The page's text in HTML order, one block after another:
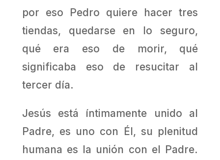
por eso Pedro quiere hacer tres
tiendas, quedarse en lo seguro,
qué era eso de morir, qué
significaba eso de resucitar al
tercer día.
Jesús está íntimamente unido al
Padre, es uno con Él, su plenitud
humana es la unión con el Padre.